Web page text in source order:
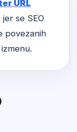
URL
jer se SEO
povezanih